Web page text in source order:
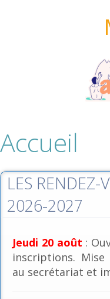
Accueil
LES RENDEZ-
2026-2027
Jeudi 20 août :
inscriptions.
au secrétariat et